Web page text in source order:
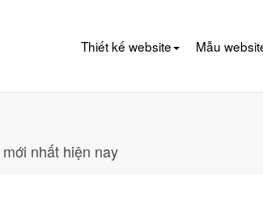
Thiết kế website Mẫu
nhất hiện nay